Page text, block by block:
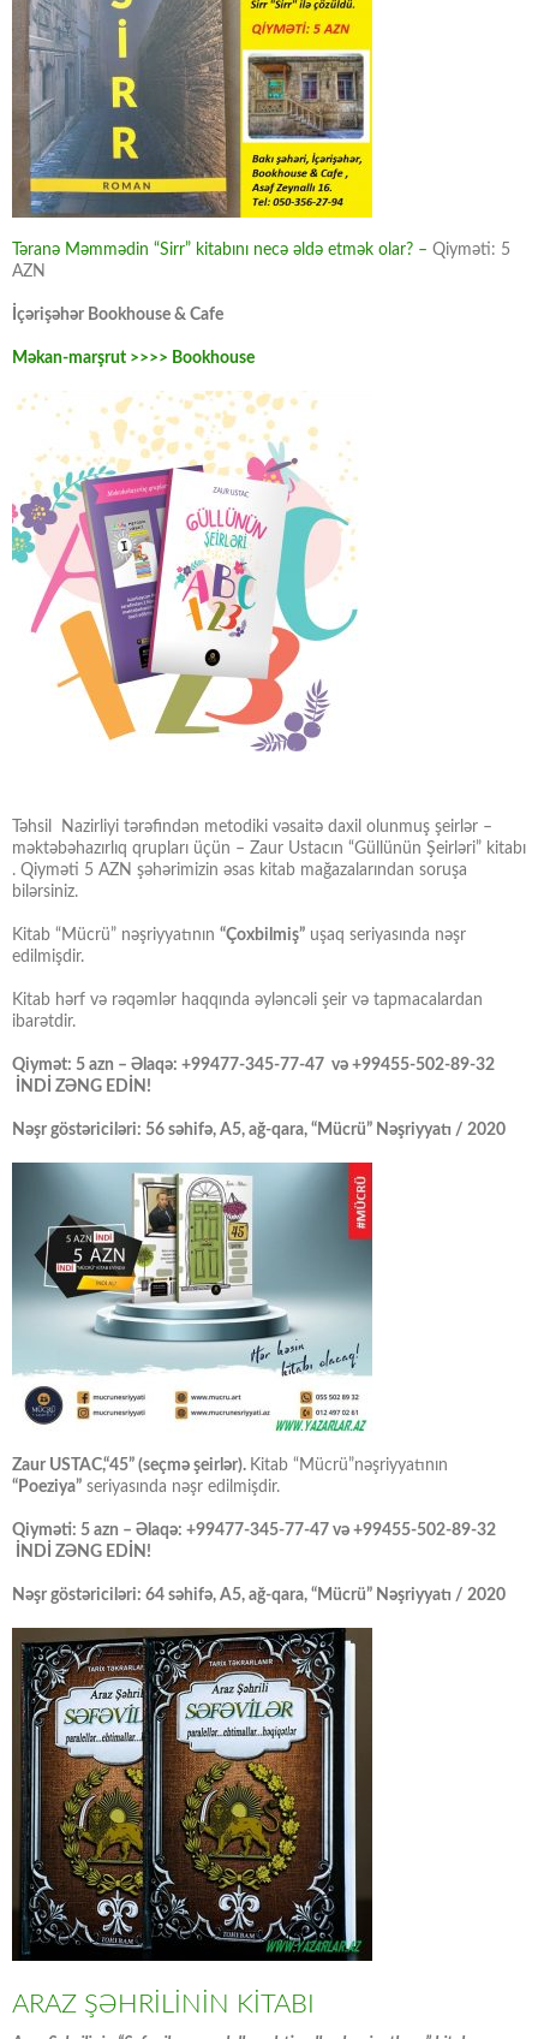
Təranə Məmmədin “Sirr” kitabını necə əldə etmək olar? – Qiyməti: 5
AZN
İçərişəhər Bookhouse & Cafe
Məkan-marşrut >>>> Bookhouse
Təhsil Nazirliyi tərəfindən metodiki vəsaitə daxil olunmuş şeirlər –
məktəbəhazırlıq qrupları üçün – Zaur Ustacın “Güllünün Şeirləri” kitabı
. Qiyməti 5 AZN şəhərimizin əsas kitab mağazalarından soruşa
bilərsiniz.
Kitab “Mücrü” nəşriyyatının “Çoxbilmiş” uşaq seriyasında nəşr
edilmişdir.
Kitab hərf və rəqəmlər haqqında əyləncəli şeir və tapmacalardan
ibarətdir.
Qiymət: 5 azn – Əlaqə: +99477-345-77-47 və +99455-502-89-32
İNDİ ZƏNG EDİN!
Nəşr göstəriciləri: 56 səhifə, A5, ağ-qara, “Mücrü” Nəşriyyatı / 2020
Zaur USTAC,“45” (seçmə şeirlər). Kitab “Mücrü”nəşriyyatının
“Poeziya” seriyasında nəşr edilmişdir.
Qiyməti: 5 azn – Əlaqə: +99477-345-77-47 və +99455-502-89-32
İNDİ ZƏNG EDİN!
Nəşr göstəriciləri: 64 səhifə, A5, ağ-qara, “Mücrü” Nəşriyyatı / 2020
ARAZ ŞƏHRİLİNİN KİTABI